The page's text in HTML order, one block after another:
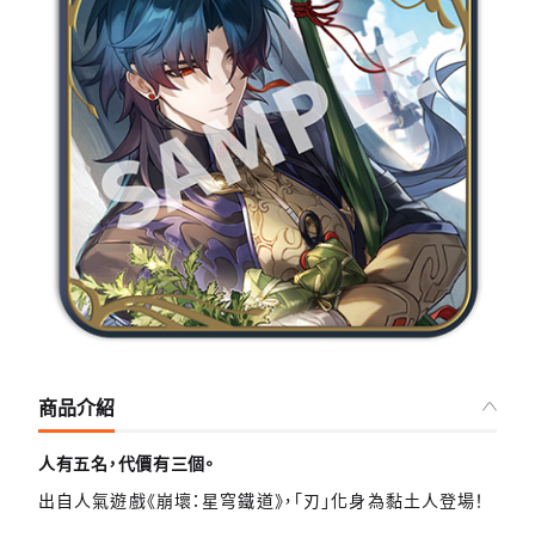
商品介紹
人有五名，代價有三個。
出自人氣遊戲《崩壞：星穹鐵道》，「刃」化身為黏土人登場！